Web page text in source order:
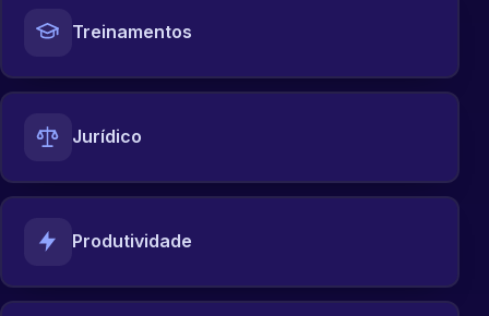
Treinamentos
Jurídico
Produtividade